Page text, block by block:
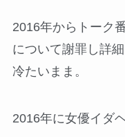
2016年からトーク
について謝罪し詳
冷たいまま。
2016年に女優イダ